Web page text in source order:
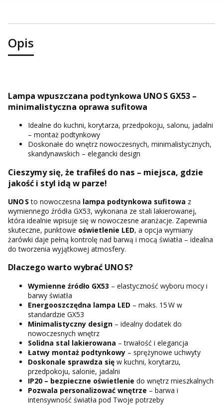
Opis
Lampa wpuszczana podtynkowa UNO S GX53 –
minimalistyczna oprawa sufitowa
Idealne do kuchni, korytarza, przedpokoju, salonu, jadalni
– montaż podtynkowy
Doskonałe do wnętrz nowoczesnych, minimalistycznych,
skandynawskich – elegancki design
Cieszymy się, że trafiłeś do nas – miejsca, gdzie
jakość i styl idą w parze!
UNO S to nowoczesna lampa podtynkowa sufitowa z
wymiennego źródła GX53, wykonana ze stali lakierowanej,
która idealnie wpisuje się w nowoczesne aranżacje. Zapewnia
skuteczne, punktowe oświetlenie LED, a opcja wymiany
żarówki daje pełną kontrolę nad barwą i mocą światła – idealna
do tworzenia wyjątkowej atmosfery.
Dlaczego warto wybrać UNO S?
Wymienne źródło GX53 – elastyczność wyboru mocy i
barwy światła
Energooszczędna lampa LED – maks. 15 W w
standardzie GX53
Minimalistyczny design – idealny dodatek do
nowoczesnych wnętrz
Solidna stal lakierowana – trwałość i elegancja
Łatwy montaż podtynkowy – sprężynowe uchwyty
Doskonale sprawdza się w kuchni, korytarzu,
przedpokoju, salonie, jadalni
IP20 – bezpieczne oświetlenie do wnętrz mieszkalnych
Pozwala personalizować wnętrze – barwa i
intensywność światła pod Twoje potrzeby